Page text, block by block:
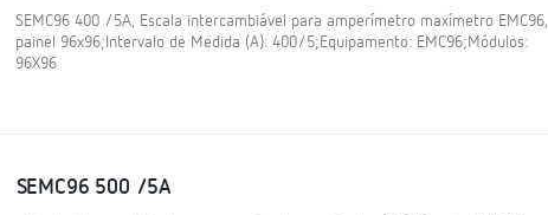
SEMC96 400 /5A, Escala intercambiável para amperímetro maxímetro EMC96,
painel 96x96;Intervalo de Medida (A): 400/5;Equipamento: EMC96;Módulos:
96X96
SEMC96 500 /5A